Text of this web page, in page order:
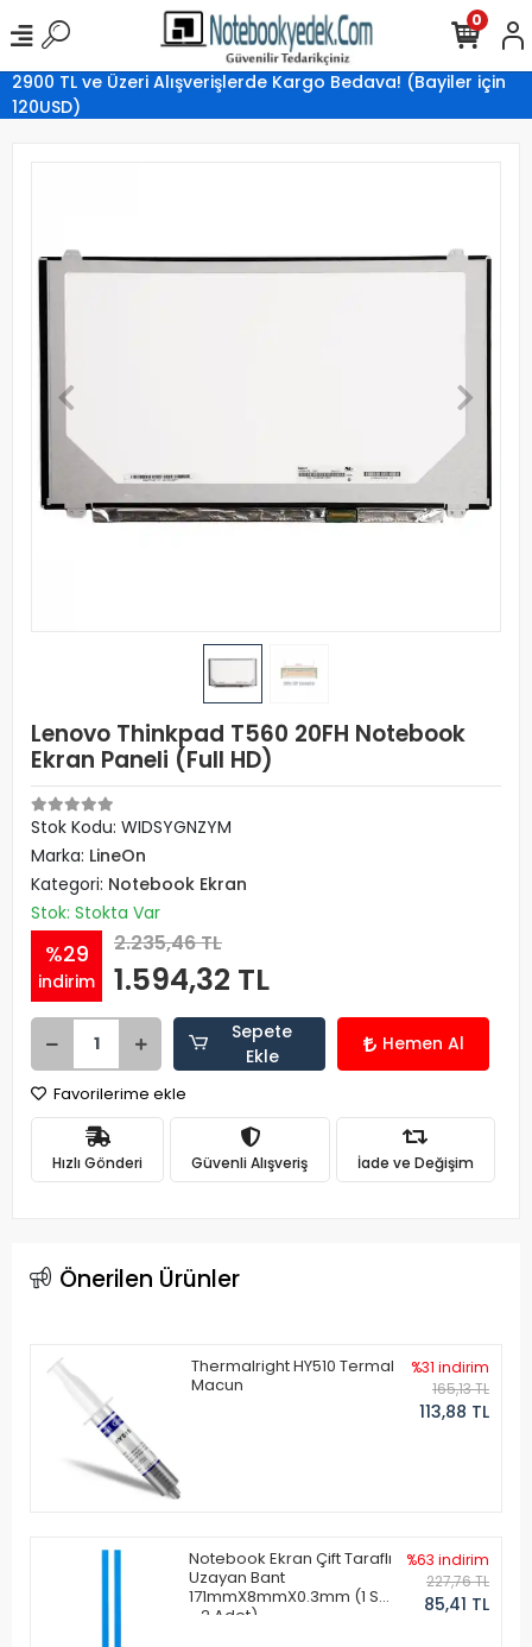
2900 TL ve Üzeri Alışverişlerde Kargo Bedava! (Bayiler için
120USD)
0
Lenovo Thinkpad T560 20FH Notebook
Ekran Paneli (Full HD)
Stok Kodu: WIDSYGNZYM
Marka: LineOn
Kategori: Notebook Ekran
Stok: Stokta Var
%29
indirim
2.235,46 TL
1.594,32 TL
Sepete
Ekle
Hemen Al
Favorilerime ekle
Hızlı Gönderi Güvenli Alışveriş İade ve Değişim
Önerilen Ürünler
Thermalright HY510 Termal
Macun
%31 indirim
165,13 TL
113,88 TL
Notebook Ekran Çift Taraflı
Uzayan Bant
171mmX8mmX0.3mm (1 Set
- 2 Adet)
%63 indirim
227,76 TL
85,41 TL